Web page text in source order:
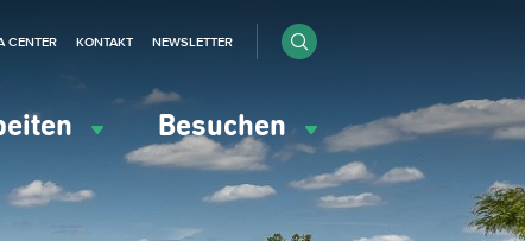
Besuchen
CENTER KONTAKT NEWSLETTER